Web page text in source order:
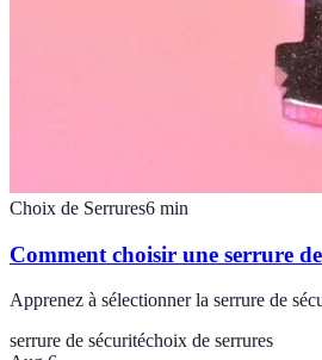
Choix de Serrures6 min
Comment choisir une serrure
Apprenez à sélectionner la serrure de
serrure de sécuritéchoix de serrures